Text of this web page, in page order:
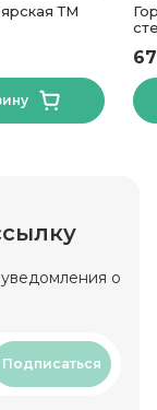
ТМ
о
Подписаться